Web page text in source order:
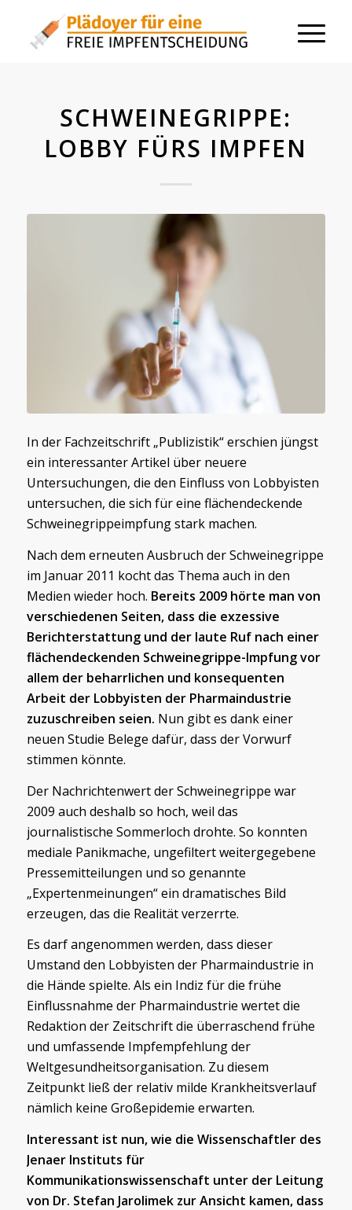
SCHWEINEGRIPPE:
LOBBY FÜRS IMPFEN
In der Fachzeitschrift „Publizistik“ erschien jüngst
ein interessanter Artikel über neuere
Untersuchungen, die den Einfluss von Lobbyisten
untersuchen, die sich für eine flächendeckende
Schweinegrippeimpfung stark machen.
Nach dem erneuten Ausbruch der Schweinegrippe
im Januar 2011 kocht das Thema auch in den
Medien wieder hoch. Bereits 2009 hörte man von
verschiedenen Seiten, dass die exzessive
Berichterstattung und der laute Ruf nach einer
flächendeckenden Schweinegrippe-Impfung vor
allem der beharrlichen und konsequenten
Arbeit der Lobbyisten der Pharmaindustrie
zuzuschreiben seien. Nun gibt es dank einer
neuen Studie Belege dafür, dass der Vorwurf
stimmen könnte.
Der Nachrichtenwert der Schweinegrippe war
2009 auch deshalb so hoch, weil das
journalistische Sommerloch drohte. So konnten
mediale Panikmache, ungefiltert weitergegebene
Pressemitteilungen und so genannte
„Expertenmeinungen“ ein dramatisches Bild
erzeugen, das die Realität verzerrte.
Es darf angenommen werden, dass dieser
Umstand den Lobbyisten der Pharmaindustrie in
die Hände spielte. Als ein Indiz für die frühe
Einflussnahme der Pharmaindustrie wertet die
Redaktion der Zeitschrift die überraschend frühe
und umfassende Impfempfehlung der
Weltgesundheitsorganisation. Zu diesem
Zeitpunkt ließ der relativ milde Krankheitsverlauf
nämlich keine Großepidemie erwarten.
Interessant ist nun, wie die Wissenschaftler des
Jenaer Instituts für
Kommunikationswissenschaft unter der Leitung
von Dr. Stefan Jarolimek zur Ansicht kamen, dass